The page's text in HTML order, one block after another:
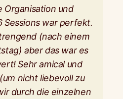
Organisation und
Sessions war perfekt.
(nach einem
aber das war es
Sehr amical und
nicht liebevoll zu
durch die einzelnen